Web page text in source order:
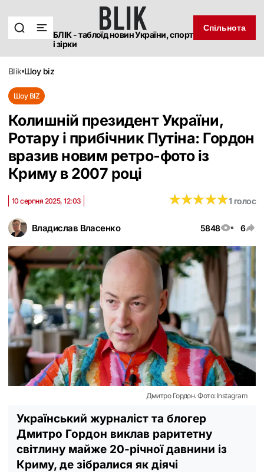
БЛІК - таблоїд новин України, спорт
і зірки
Спільнота
blik шоу biz
Шоу BIZ
Колишній президент України,
Ротару і прибічник Путіна: Гордон
вразив новим ретро-фото із
Криму в 2007 році
Владислав Власенко 5848 6
10 серпня 2025, 12:03 ★★★★★
★★★★★1 голос
Дмитро Гордон. Фото: Іnstagram
Український журналіст та блогер
Дмитро Гордон виклав раритетну
світлину майже 20-річної давнини із
Криму, де зібралися як діячі